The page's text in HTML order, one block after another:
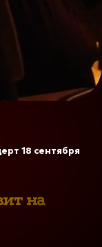
18 сентября
на